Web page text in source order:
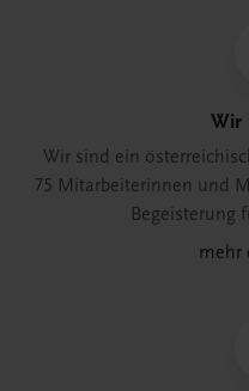
Wir
Wir sind ein
75 Mitarbeiterinnen und
Begeisterung
mehr